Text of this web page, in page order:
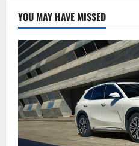
gamei
sale
de
vehicule
electrice
cu
două
modele
noi,
e18Mx
și
e18Lx
YOU MAY HAVE MISSED